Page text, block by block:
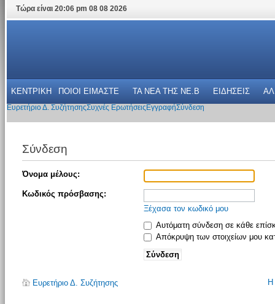
Τώρα είναι 20:06 pm 08 08 2026
ΚΕΝΤΡΙΚΗ ΠΟΙΟΙ ΕΙΜΑΣΤΕ ΤΑ ΝΕΑ THΣ NE.B ΕΙΔΗΣΕΙΣ
Ευρετήριο Δ. ΣυζήτησηςΣυχνές Ερωτήσεις ΕγγραφήΣύνδεση
Σύνδεση
Όνομα μέλους:
Κωδικός πρόσβασης:
Ξέχασα τον κωδικό μου
Αυτόματη σύνδεση σε κάθε
Απόκρυψη των στοιχείων μου
Ευρετήριο Δ. Συζήτησης Η